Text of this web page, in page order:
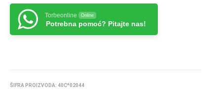
Torbeonline Online
Potrebna pomoć? Pitajte nas!
ŠIFRA PROIZVODA: 40C*02044